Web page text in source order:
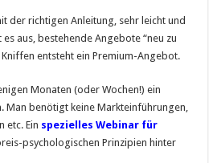
der richtigen Anleitung, sehr leicht und
aus, bestehende Angebote “neu zu
entsteht ein Premium-Angebot.
Monaten (oder Wochen!) ein
Man benötigt keine Markteinführungen,
etc. Ein spezielles Webinar für
psychologischen Prinzipien hinter